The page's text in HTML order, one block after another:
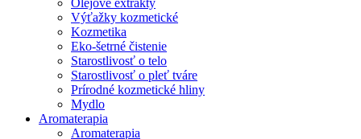
Výťažky kozmetické
Kozmetika
Eko-šetrné čistenie
Starostlivosť o telo
Starostlivosť o pleť tváre
Prírodné kozmetické hliny
Mydlo
Aromaterapia
Aromaterapia